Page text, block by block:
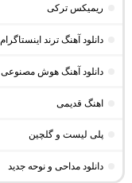
ریمیکس ترکی
دانلود آهنگ ترند اینستاگرام
دانلود آهنگ هوش مصنوعی
اهنگ قدیمی
پلی لیست و گلچین
دانلود مداحی و نوحه جدید